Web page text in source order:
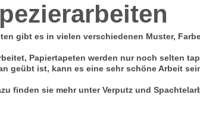
gibt es in vielen verschiedenen Muster,
Papiertapeten werden nur noch selten
geübt ist, kann es eine sehr schöne Arbeit
finden sie mehr unter Verputz und